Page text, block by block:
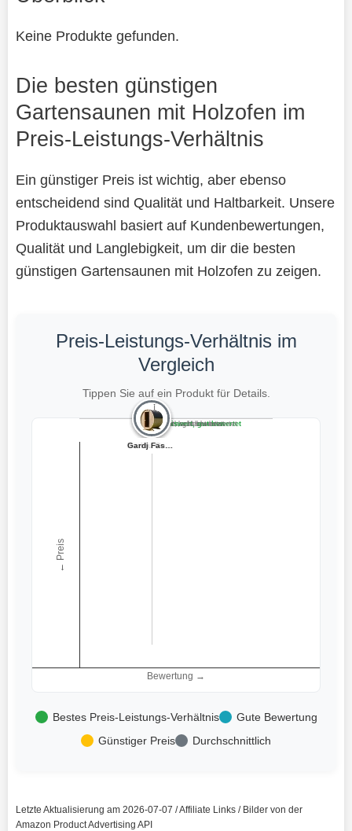
Keine Produkte gefunden.
Die besten günstigen
Gartensaunen mit Holzofen im
Preis-Leistungs-Verhältnis
Ein günstiger Preis ist wichtig, aber ebenso
entscheidend sind Qualität und Haltbarkeit. Unsere
Produktauswahl basiert auf Kundenbewertungen,
Qualität und Langlebigkeit, um dir die besten
günstigen Gartensaunen mit Holzofen zu zeigen.
Preis-Leistungs-Verhältnis im
Vergleich
Tippen Sie auf ein Produkt für Details.
Bewertung →
← Preis
Teuer, gut bewertet
Teuer, schlecht bewertet
Preiswert, gut bewertet
Preiswert, schlecht bewertet
Bestes Preis-Leistungs-Verhältnis
Gute Bewertung
Günstiger Preis
Durchschnittlich
Letzte Aktualisierung am 2026-07-07 / Affiliate Links / Bilder von der
Amazon Product Advertising API